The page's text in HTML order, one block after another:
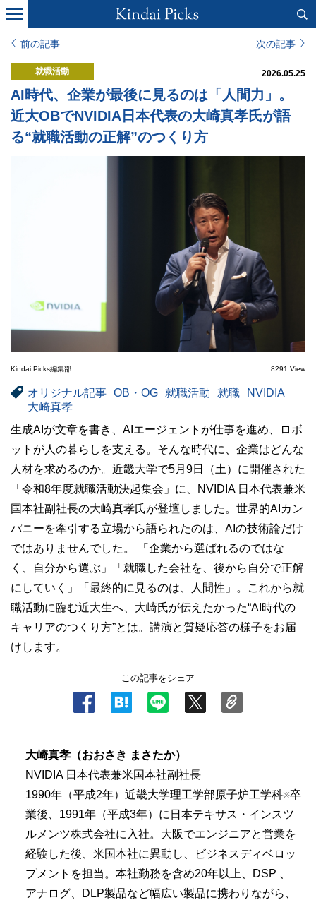
前の記事 次の記事
就職活動 2026.05.25
AI時代、企業が最後に見るのは「人間力」。
近大OBでNVIDIA日本代表の大崎真孝氏が語
る“就職活動の正解”のつくり方
Kindai Picks編集部 8291 View
オリジナル記事 OB・OG 就職活動 就職
NVIDIA
大崎真孝
生成AIが文章を書き、AIエージェントが仕事を進め、ロボ
ットが人の暮らしを支える。そんな時代に、企業はどんな
人材を求めるのか。近畿大学で5月9日（土）に開催された
「令和8年度就職活動決起集会」に、NVIDIA 日本代表兼米
国本社副社長の大崎真孝氏が登壇しました。世界的AIカン
パニーを牽引する立場から語られたのは、AIの技術論だけ
ではありませんでした。 「企業から選ばれるのではな
く、自分から選ぶ」「就職した会社を、後から自分で正解
にしていく」「最終的に見るのは、人間性」。これから就
職活動に臨む近大生へ、大崎氏が伝えたかった“AI時代の
キャリアのつくり方”とは。講演と質疑応答の様子をお届
けします。
この記事をシェア
大崎真孝（おおさき まさたか）
NVIDIA 日本代表兼米国本社副社⻑
1990年（平成2年）近畿大学理工学部原子炉工学科※卒
業後、1991年（平成3年）に日本テキサス・インスツ
ルメンツ株式会社に入社。大阪でエンジニアと営業を
経験した後、米国本社に異動し、ビジネスディベロッ
プメントを担当。本社勤務を含め20年以上、DSP 、
アナログ、DLP製品など幅広い製品に携わりながら、